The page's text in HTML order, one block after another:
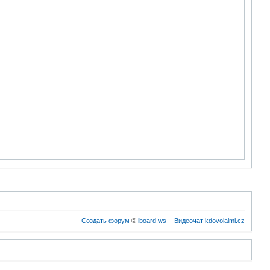
Создать форум © iboard.ws Видеочат kdovolalmi.cz